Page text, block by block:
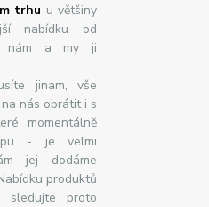
trhu u většiny
nabídku od
nám a my ji
jinam, vše
nás obrátit i s
momentálně
- je velmi
jej dodáme
produktů
sledujte proto